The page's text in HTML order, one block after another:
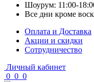
Шоурум: 11:00-
Все дни кроме
Оплата и Доставка
Акции и скидки
Cотрудничество
Личный кабинет
0 0 0